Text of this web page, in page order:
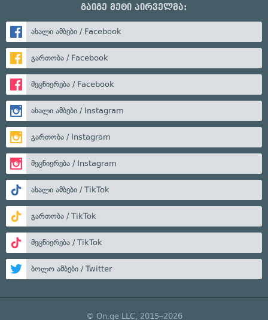
გაიგე მეტი პირველმა:
ახალი ამბები / Facebook
გართობა / Facebook
მეცნიერება / Facebook
ახალი ამბები / Instagram
გართობა / Instagram
მეცნიერება / Instagram
ახალი ამბები / TikTok
გართობა / TikTok
მეცნიერება / TikTok
ბოლო ამბები / Twitter
© On.ge LLC, 2015–2026